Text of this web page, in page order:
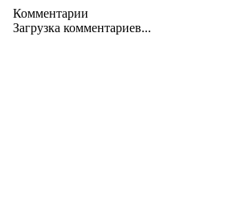
Комментарии
Загрузка комментариев...